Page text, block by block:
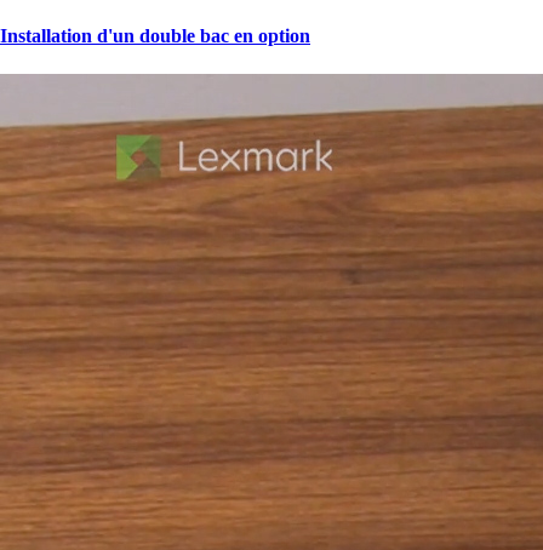
Installation d'un double bac en option